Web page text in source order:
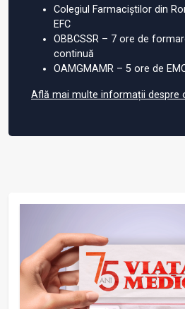
Colegiul Farmaciștilor din
EFC
OBBCSSR – 7 ore de
continuă
OAMGMAMR – 5 ore de
Află mai multe informații despre